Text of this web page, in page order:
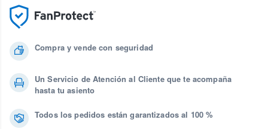
Compra y vende con seguridad
Un Servicio de Atención al Cliente que te acompaña
hasta tu asiento
Todos los pedidos están garantizados al 100 %